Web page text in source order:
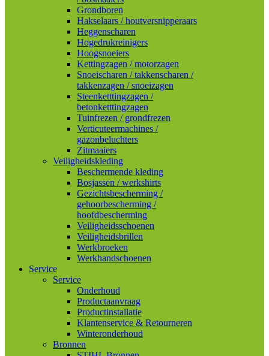
Grondboren
Hakselaars / houtversnipperaars
Heggenscharen
Hogedrukreinigers
Hoogsnoeiers
Kettingzagen / motorzagen
Snoeischaren / takkenscharen /
takkenzagen / snoeizagen
Steenketttingzagen /
betonketttingzagen
Tuinfrezen / grondfrezen
Verticuteermachines /
gazonbeluchters
Zitmaaiers
Veiligheidskleding
Beschermende kleding
Bosjassen / werkshirts
Gezichtsbescherming /
gehoorbescherming /
hoofdbescherming
Veiligheidsschoenen
Veiligheidsbrillen
Werkbroeken
Werkhandschoenen
Service
Service
Onderhoud
Productaanvraag
Productinstallatie
Klantenservice & Retourneren
Winteronderhoud
Bronnen